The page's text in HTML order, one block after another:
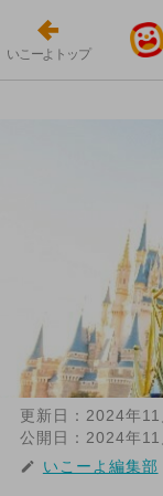
いこーよトップ
更新日： 2024年11
公開日： 2024年11
いこーよ編集部